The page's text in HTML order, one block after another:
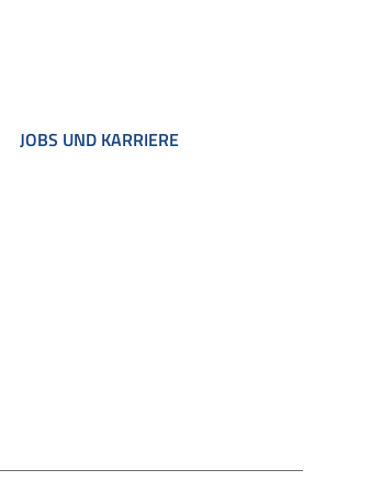
JOBS UND KARRIERE